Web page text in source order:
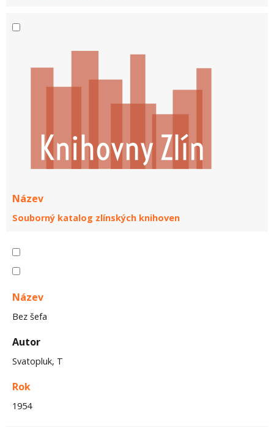
Název
Souborný katalog zlínských knihoven
Název
Bez šefa
Autor
Svatopluk, T
Rok
1954